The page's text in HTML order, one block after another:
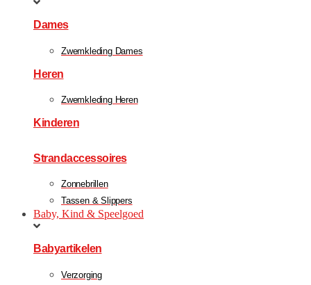
Dames
Zwemkleding Dames
Heren
Zwemkleding Heren
Kinderen
Strandaccessoires
Zonnebrillen
Tassen & Slippers
Baby, Kind & Speelgoed
Babyartikelen
Verzorging